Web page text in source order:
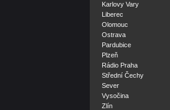
Karlovy Vary
Liberec
Olomouc
Ostrava
Pardubice
Plzeň
Rádio Praha
Střední Čechy
Sever
Vysočina
Zlín